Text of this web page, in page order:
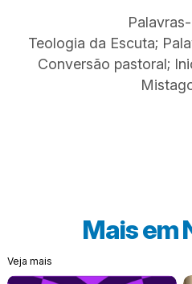
Teologia da Escuta;
Conversão pastoral;
Mais em
Veja mais